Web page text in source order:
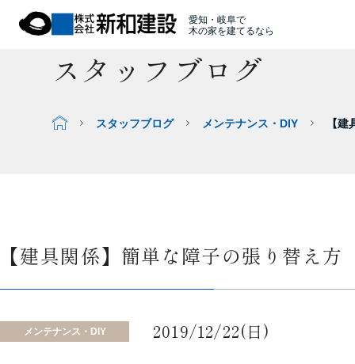
愛知・岐阜で
木の家を建てるなら
スタッフブログ
スタッフブログ メンテナンス・DIY 【
【建具関係】簡単な障子の張り替え方
メンテナンス・DIY 2019/12/22(日)